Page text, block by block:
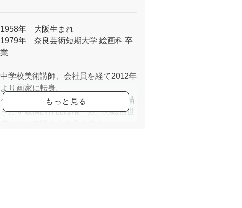
1958年 大阪生まれ
1979年 奈良芸術短期大学 絵画科 卒
業
中学校美術講師、会社員を経て2012年
より画家に転身。
ペンティングナイフとティッシュで描
きだす叙情的作品は唯一無二の絵画世